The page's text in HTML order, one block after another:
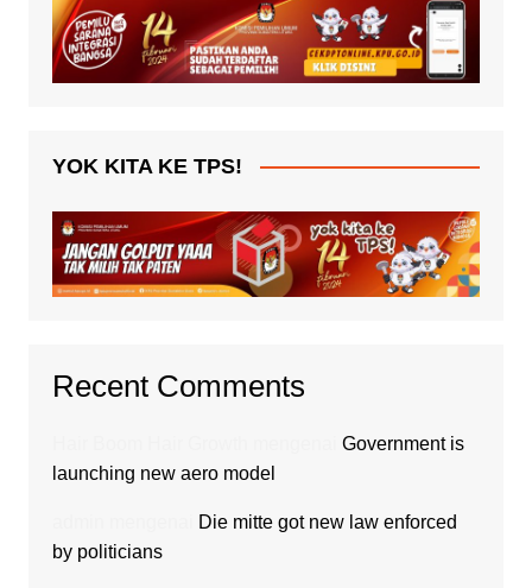
YOK KITA KE TPS!
Recent Comments
Government is
launching new aero model
Die mitte got new law enforced
by politicians